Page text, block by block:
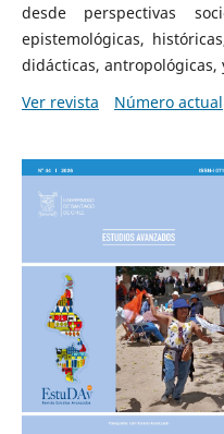
desde perspectivas
epistemológicas,
didácticas, antropológicas,
Ver revista
Número actual